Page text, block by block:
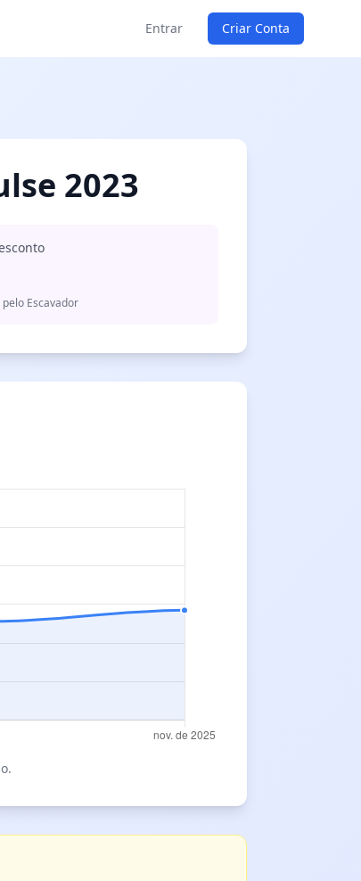
Entrar Criar Conta
2023
Escavador